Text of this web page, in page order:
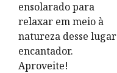
ensolarado para
relaxar em meio à
natureza desse lugar
encantador.
Aproveite!